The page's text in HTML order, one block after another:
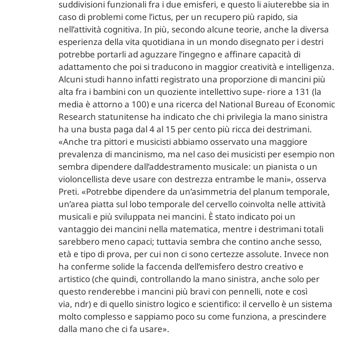
suddivisioni funzionali fra i due emisferi, e questo li aiuterebbe sia in
caso di problemi come l’ictus, per un recupero più rapido, sia
nell’attività cognitiva. In più, secondo alcune teorie, anche la diversa
esperienza della vita quotidiana in un mondo disegnato per i destri
potrebbe portarli ad aguzzare l’ingegno e affinare capacità di
adattamento che poi si traducono in maggior creatività e intelligenza.
Alcuni studi hanno infatti registrato una proporzione di mancini più
alta fra i bambini con un quoziente intellettivo supe- riore a 131 (la
media è attorno a 100) e una ricerca del National Bureau of Economic
Research statunitense ha indicato che chi privilegia la mano sinistra
ha una busta paga dal 4 al 15 per cento più ricca dei destrimani.
«Anche tra pittori e musicisti abbiamo osservato una maggiore
prevalenza di mancinismo, ma nel caso dei musicisti per esempio non
sembra dipendere dall’addestramento musicale: un pianista o un
violoncellista deve usare con destrezza entrambe le mani», osserva
Preti. «Potrebbe dipendere da un’asimmetria del planum temporale,
un’area piatta sul lobo temporale del cervello coinvolta nelle attività
musicali e più sviluppata nei mancini. È stato indicato poi un
vantaggio dei mancini nella matematica, mentre i destrimani totali
sarebbero meno capaci; tuttavia sembra che contino anche sesso,
età e tipo di prova, per cui non ci sono certezze assolute. Invece non
ha conferme solide la faccenda dell’emisfero destro creativo e
artistico (che quindi, controllando la mano sinistra, anche solo per
questo renderebbe i mancini più bravi con pennelli, note e così
via, ndr) e di quello sinistro logico e scientifico: il cervello è un sistema
molto complesso e sappiamo poco su come funziona, a prescindere
dalla mano che ci fa usare».